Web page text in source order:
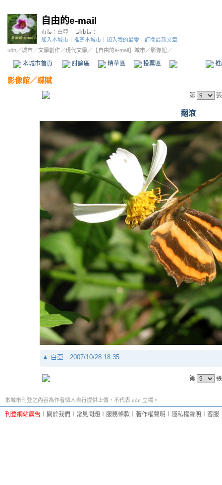
自由的e-mail
市長： 白亞
副市長：
加入本城市
推薦本城市 加入我的最愛
訂閱最新文章
udn／城市／文學創作／現代文學／ 【自由的e-mail】城市／影像館／
本城市首頁 討論區 精華區 投票區 影像館
影像館／蝶賦
第
翻滾
▲ 白亞 2007/10/28 18:35
第
本城市刊登之內容為作者個人自行提供上傳，不代表 udn 立場。
刊登網站廣告 關於我們 常見問題 服務條款 著作權聲明 隱私權聲明 客服